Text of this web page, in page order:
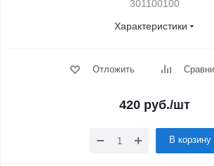
301100100
Характеристики
Отложить
420 руб./шт
В корзину